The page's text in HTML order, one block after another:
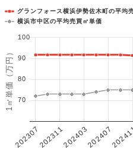
1㎡単価（万円）
グランフォース横浜伊勢佐木町の平均
横浜市中区の平均売買㎡単価
202307202311202403202407
70
80
90
100